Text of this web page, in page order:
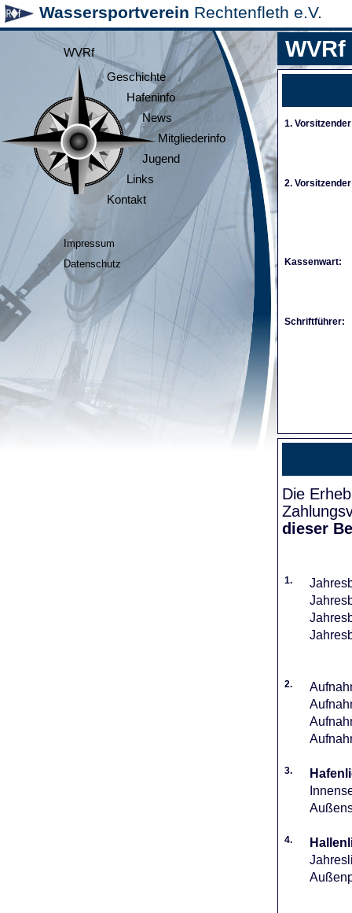
Wassersportverein Rechtenfleth e.V.
WVRf
Geschichte
Hafeninfo
News
Mitgliederinfo
Jugend
Links
Kontakt
Impressum
Datenschutz
WVRf
1.
2.
Kassenwart:
Schriftführer:
Die
dieser
1.
2.
3.
4.